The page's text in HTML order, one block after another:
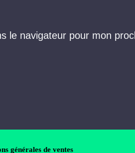
le navigateur pour mon
générales de ventes